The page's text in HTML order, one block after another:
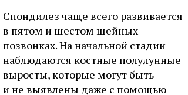
Спондилез чаще всего развивается
в пятом и шестом шейных
позвонках. На начальной стадии
наблюдаются костные полулунные
выросты, которые могут быть
и не выявлены даже с помощью